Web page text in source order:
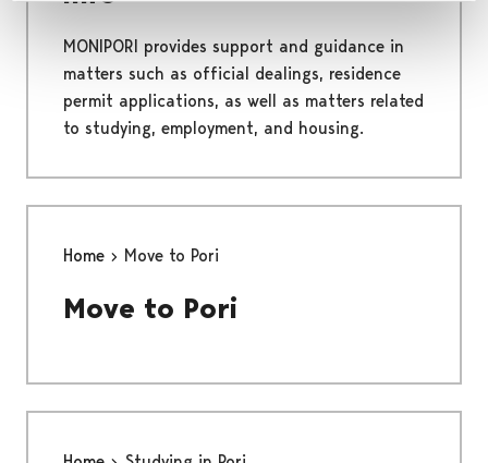
MONIPORI provides support and guidance in
matters such as official dealings, residence
permit applications, as well as matters related
to studying, employment, and housing.
Home Move to Pori
Move to Pori